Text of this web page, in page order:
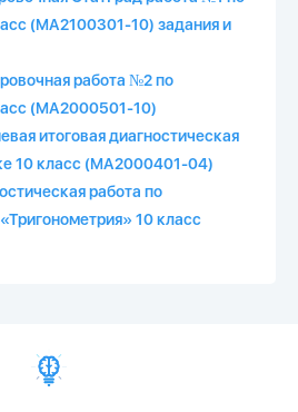
(МА2100301-10) задания и
работа №2 по
(МА2000501-10)
итоговая диагностическая
10 класс (МА2000401-04)
работа по
10 класс